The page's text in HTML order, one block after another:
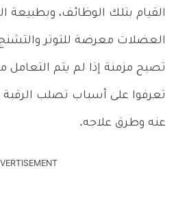
القيام بتلك الوظائف، وبطبيعة
العضلات معرضة للتوتر
تصبح مزمنة إذا لم يتم
تعرفوا على أسباب تصلب الرقبة
عنه وطرق علاجه.